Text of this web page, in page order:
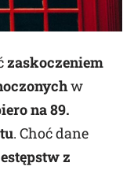
zaskoczeniem
w
na 89.
. Choć dane
z